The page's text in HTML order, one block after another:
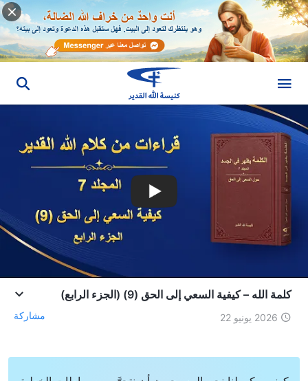
كلمة الله – كيفية السعي إلى الحق (9) (الجزء الرابع)
2026 يونيو 22 مشاركة